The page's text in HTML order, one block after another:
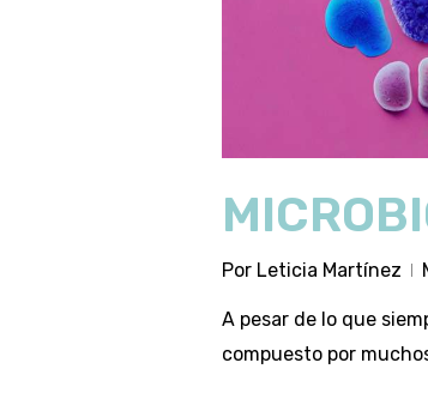
Por Leticia Martínez
A pesar de lo que
compuesto por